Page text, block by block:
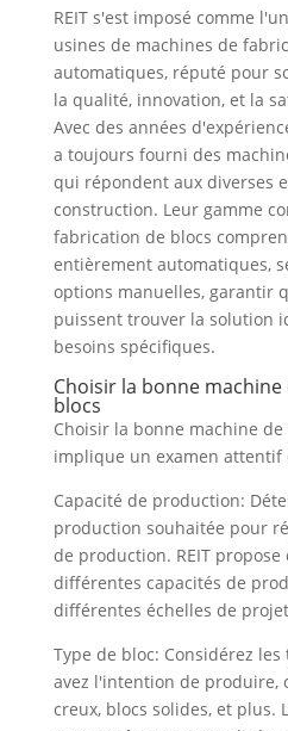
REIT s'est imposé comme
usines de machines de
automatiques, réputé pour
la qualité, innovation, et la
Avec des années
a toujours fourni des
qui répondent aux diverses
construction. Leur gamme
fabrication de blocs
entièrement automatiques,
options manuelles, garantir
puissent trouver la solution
besoins spécifiques.
Choisir la bonne
blocs
Choisir la bonne machine
implique un examen
Capacité de production:
production souhaitée pour
de production. REIT propose
différentes capacités de
différentes échelles de
Type de bloc: Considérez
avez l'intention de produire,
creux, blocs solides, et plus.